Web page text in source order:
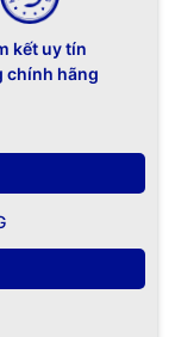
kết uy tín
chính hãng